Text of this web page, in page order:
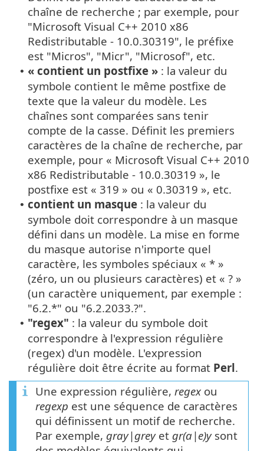
chaîne de recherche ; par exemple, pour
"Microsoft Visual C++ 2010 x86
Redistributable - 10.0.30319", le préfixe
est "Micros", "Micr", "Microsof", etc.
• « contient un postfixe » : la valeur du
symbole contient le même postfixe de
texte que la valeur du modèle. Les
chaînes sont comparées sans tenir
compte de la casse. Définit les premiers
caractères de la chaîne de recherche, par
exemple, pour « Microsoft Visual C++ 2010
x86 Redistributable - 10.0.30319 », le
postfixe est « 319 » ou « 0.30319 », etc.
• contient un masque : la valeur du
symbole doit correspondre à un masque
défini dans un modèle. La mise en forme
du masque autorise n'importe quel
caractère, les symboles spéciaux « * »
(zéro, un ou plusieurs caractères) et « ? »
(un caractère uniquement, par exemple :
"6.2.*" ou "6.2.2033.?".
• "regex" : la valeur du symbole doit
correspondre à l'expression régulière
(regex) d'un modèle. L'expression
régulière doit être écrite au format Perl.
Une expression régulière, regexou
regexp est une séquence de caractères
qui définissent un motif de recherche.
Par exemple, gray|greyet gr(a|e)ysont